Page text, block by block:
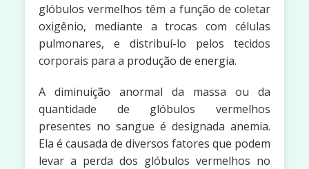
glóbulos vermelhos têm a função de coletar
oxigênio, mediante a trocas com células
pulmonares, e distribuí-lo pelos tecidos
corporais para a produção de energia.
A diminuição anormal da massa ou da
quantidade de glóbulos vermelhos
presentes no sangue é designada anemia.
Ela é causada de diversos fatores que podem
levar a perda dos glóbulos vermelhos no